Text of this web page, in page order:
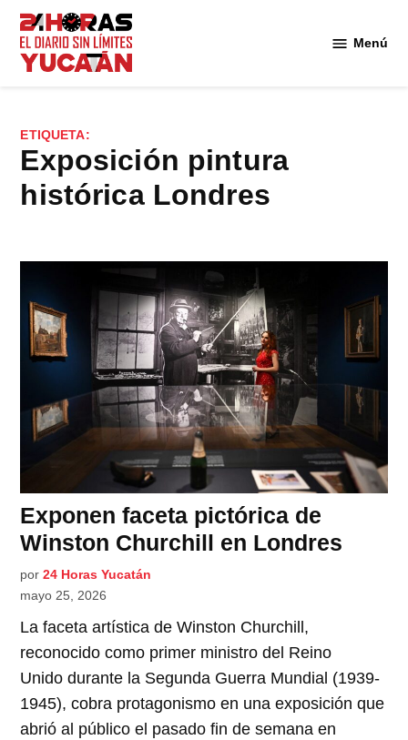
Saltar
contenido
Menú
ETIQUETA:
exposición pintura
histórica Londres
Exponen faceta pictórica de
Winston Churchill en Londres
por 24 Horas Yucatán
mayo 25, 2026
La faceta artística de Winston Churchill,
reconocido como primer ministro del Reino
Unido durante la Segunda Guerra Mundial (1939-
1945), cobra protagonismo en una exposición que
abrió al público el pasado fin de semana en